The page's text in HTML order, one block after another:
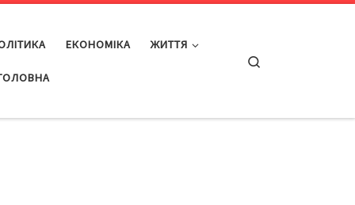
ЕКОНОМІКА ЖИТТЯ